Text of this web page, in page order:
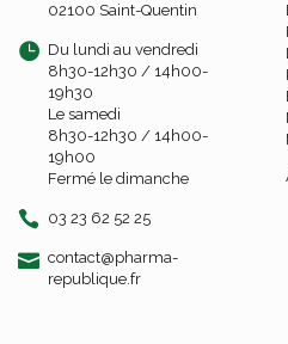
02100 Saint-Quentin
Du lundi au vendredi
8h30-12h30 / 14h00-
19h30
Le samedi
8h30-12h30 / 14h00-
19h00
Fermé le dimanche
03 23 62 52 25
contact-
@-
pharma-
republique.fr